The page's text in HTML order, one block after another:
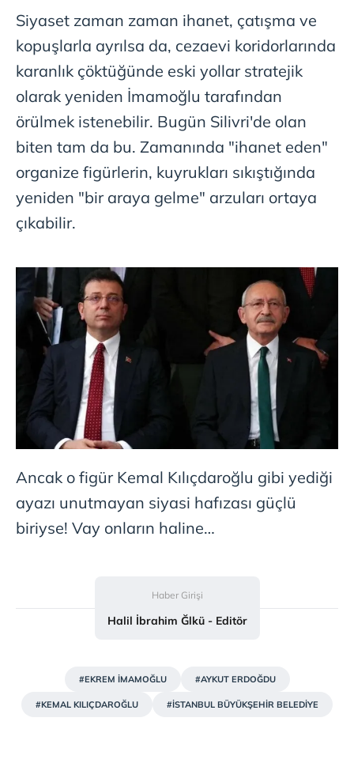
Siyaset zaman zaman ihanet, çatışma ve
kopuşlarla ayrılsa da, cezaevi koridorlarında
karanlık çöktüğünde eski yollar stratejik
olarak yeniden İmamoğlu tarafından
örülmek istenebilir. Bugün Silivri'de olan
biten tam da bu. Zamanında "ihanet eden"
organize figürlerin, kuyrukları sıkıştığında
yeniden "bir araya gelme" arzuları ortaya
çıkabilir.
Ancak o figür Kemal Kılıçdaroğlu gibi yediği
ayazı unutmayan siyasi hafızası güçlü
biriyse! Vay onların haline…
Haber Girişi
Halil İbrahim Ğlkü - Editör
#EKREM İMAMOĞLU #AYKUT ERDOĞDU
#KEMAL KILIÇDAROĞLU #İSTANBUL BÜYÜKŞEHİR BELEDİYE